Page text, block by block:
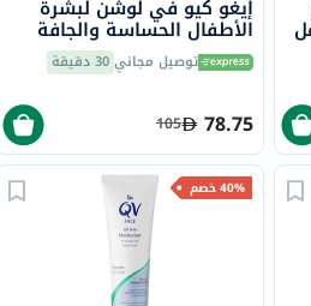
إيغو كيو في لوشن لبشرة
الأطفال الحساسة والجافة
500 مل توصيل مجاني30 دقيقة
78.75
105
40% خصم